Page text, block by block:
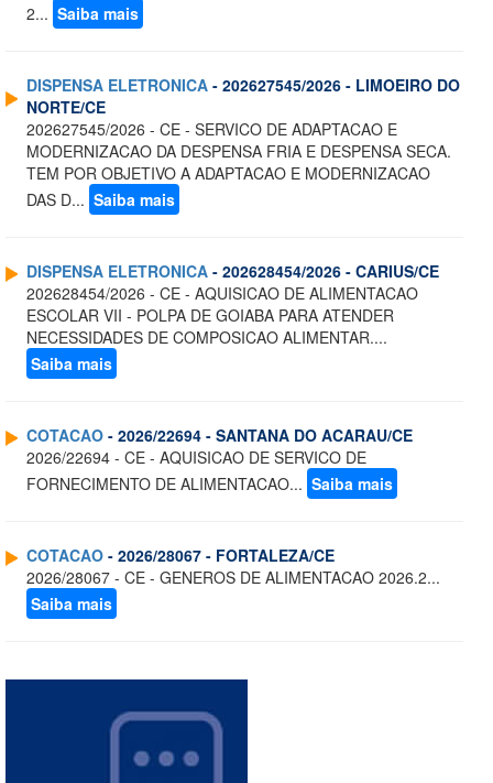
2... Saiba mais
DISPENSA ELETRONICA - 202627545/2026 - LIMOEIRO DO
NORTE/CE
202627545/2026 - CE - SERVICO DE ADAPTACAO E
MODERNIZACAO DA DESPENSA FRIA E DESPENSA SECA.
TEM POR OBJETIVO A ADAPTACAO E MODERNIZACAO
DAS D... Saiba mais
DISPENSA ELETRONICA - 202628454/2026 - CARIUS/CE
202628454/2026 - CE - AQUISICAO DE ALIMENTACAO
ESCOLAR VII - POLPA DE GOIABA PARA ATENDER
NECESSIDADES DE COMPOSICAO ALIMENTAR....
Saiba mais
COTACAO - 2026/22694 - SANTANA DO ACARAU/CE
2026/22694 - CE - AQUISICAO DE SERVICO DE
FORNECIMENTO DE ALIMENTACAO... Saiba mais
COTACAO - 2026/28067 - FORTALEZA/CE
2026/28067 - CE - GENEROS DE ALIMENTACAO 2026.2...
Saiba mais